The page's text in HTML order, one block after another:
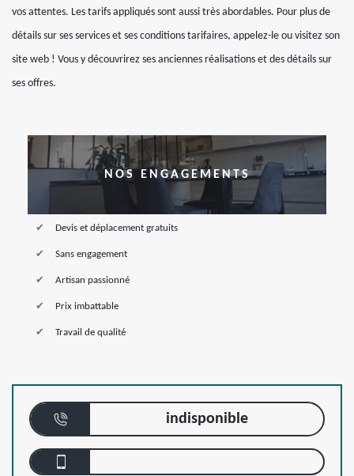
vos attentes. Les tarifs appliqués sont aussi très abordables. Pour plus de
détails sur ses services et ses conditions tarifaires, appelez-le ou visitez son
site web ! Vous y découvrirez ses anciennes réalisations et des détails sur
ses offres.
NOS ENGAGEMENTS
Devis et déplacement gratuits
Sans engagement
Artisan passionné
Prix imbattable
Travail de qualité
indisponible